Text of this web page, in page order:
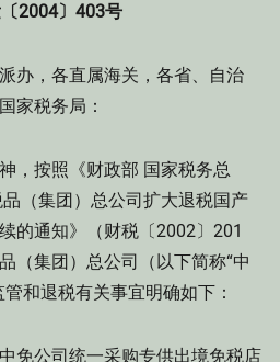
2004〕403号
办，各直属海关，各省、自治
家税务局：
，按照《财政部 国家税务总
（集团）总公司扩大退税国产
的通知》（财税〔2002〕201
（集团）总公司（以下简称“中
管和退税有关事宜明确如下：
免公司统一采购专供出境免税店